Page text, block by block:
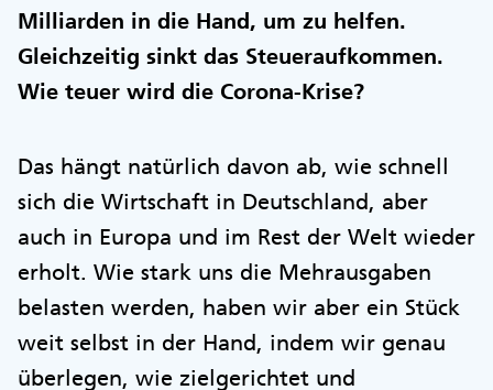
Milliarden in die Hand, um zu helfen.
Gleichzeitig sinkt das Steueraufkommen.
Wie teuer wird die Corona-Krise?
Das hängt natürlich davon ab, wie schnell
sich die Wirtschaft in Deutschland, aber
auch in Europa und im Rest der Welt wieder
erholt. Wie stark uns die Mehrausgaben
belasten werden, haben wir aber ein Stück
weit selbst in der Hand, indem wir genau
überlegen, wie zielgerichtet und